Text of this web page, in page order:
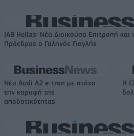
IAB Hellas: Νέα Διοικούσα Επιτροπή και
Πρόεδρος ο Γαληνός Γιαγλής
Νέο Audi A2 e-tron με στόχο
την κορυφή της
αποδοτικότητας
Η